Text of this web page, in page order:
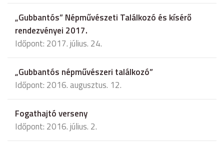
„Gubbantós” Népművészeti Találkozó és kísérő
rendezvényei 2017.
Időpont: 2017. július. 24.
„Gubbantós népművészeri találkozó”
Időpont: 2016. augusztus. 12.
Fogathajtó verseny
Időpont: 2016. július. 2.